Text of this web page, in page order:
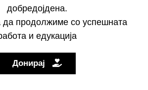
добредојдена.
да продолжиме со успешната
и едукација
Донирај